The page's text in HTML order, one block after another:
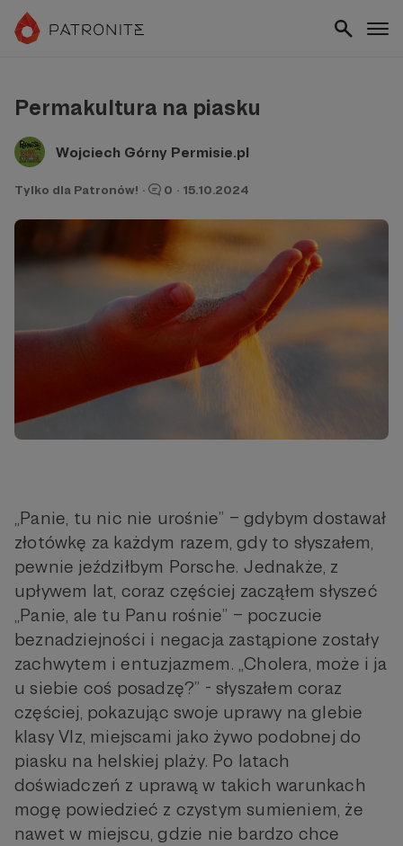
Permakultura na piasku
Wojciech Górny Permisie.pl
Tylko dla Patronów! · 0 · 15.10.2024
„Panie, tu nic nie urośnie” – gdybym dostawał
złotówkę za każdym razem, gdy to słyszałem,
pewnie jeździłbym Porsche. Jednakże, z
upływem lat, coraz częściej zacząłem słyszeć
„Panie, ale tu Panu rośnie” – poczucie
beznadziejności i negacja zastąpione zostały
zachwytem i entuzjazmem. „Cholera, może i ja
u siebie coś posadzę?” - słyszałem coraz
częściej, pokazując swoje uprawy na glebie
klasy VIz, miejscami jako żywo podobnej do
piasku na helskiej plaży. Po latach
doświadczeń z uprawą w takich warunkach
mogę powiedzieć z czystym sumieniem, że
nawet w miejscu, gdzie nie bardzo chce